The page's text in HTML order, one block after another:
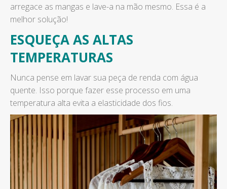
arregace as mangas e lave-a na mão mesmo. Essa é a
melhor solução!
ESQUEÇA AS ALTAS
TEMPERATURAS
Nunca pense em lavar sua peça de renda com água
quente. Isso porque fazer esse processo em uma
temperatura alta evita a elasticidade dos fios.